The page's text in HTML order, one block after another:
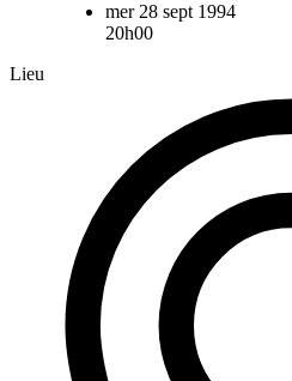
mer 28 sept 1994
20h00
Lieu